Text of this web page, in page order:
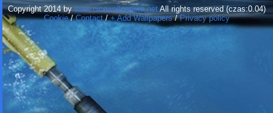
Copyright 2014 bywww.nicewallpapers.netAll rights reserved (czas:0.04)
Cookie/Contact/+ Add Wallpapers/Privacy policy